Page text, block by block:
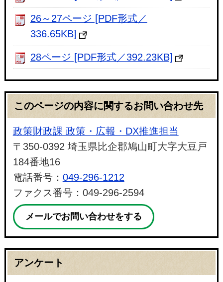
26～27ページ [PDF形式／
336.65KB]
28ページ [PDF形式／392.23KB]
このページの内容に関するお問い合わせ先
政策財政課 政策・広報・DX推進担当
〒350-0392 埼玉県比企郡鳩山町大字大豆戸
184番地16
電話番号： 049-296-1212
ファクス番号：049-296-2594
メールでお問い合わせをする
アンケート